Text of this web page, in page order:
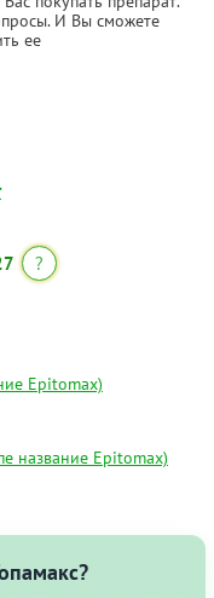
И Вы сможете
ее
?
Epitomax)
название Epitomax)